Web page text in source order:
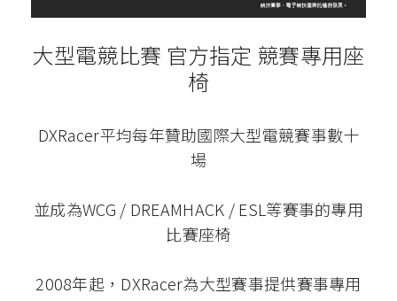
大型電競比賽 官方指定 競賽專用座
椅
DXRacer平均每年贊助國際大型電競賽事數十
場
並成為WCG / DREAMHACK / ESL等賽事的專用
比賽座椅
2008年起，DXRacer為大型賽事提供賽事專用